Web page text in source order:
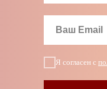
Я согласен с